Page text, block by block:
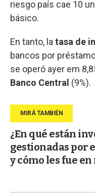
riesgo país cae 10
básico.
En tanto, la tasa de
bancos por
se operó ayer em
Banco Central (9%).
¿En qué están
gestionadas por
y cómo les fue